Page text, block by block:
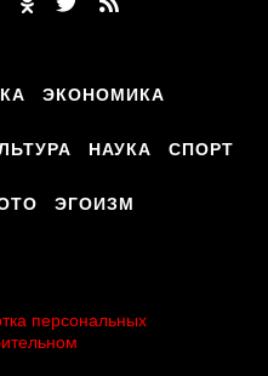
ЭКОНОМИКА
НАУКА СПОРТ
ЭГОИЗМ
персональных